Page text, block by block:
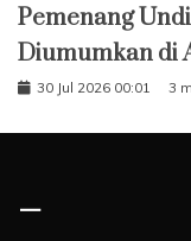
Pemenang
Diumumkan di
30 Jul 2026 00:01 3
–